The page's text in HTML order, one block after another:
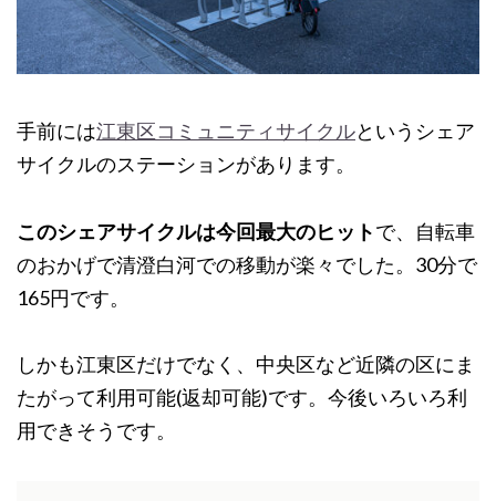
手前には江東区コミュニティサイクルというシェア
サイクルのステーションがあります。
このシェアサイクルは今回最大のヒットで、自転車
のおかげで清澄白河での移動が楽々でした。30分で
165円です。
しかも江東区だけでなく、中央区など近隣の区にま
たがって利用可能(返却可能)です。今後いろいろ利
用できそうです。